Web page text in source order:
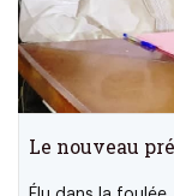
Le nouveau